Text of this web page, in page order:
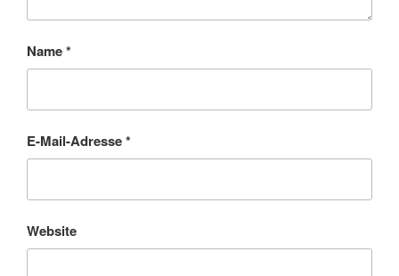
Name*
E-Mail-Adresse*
Website